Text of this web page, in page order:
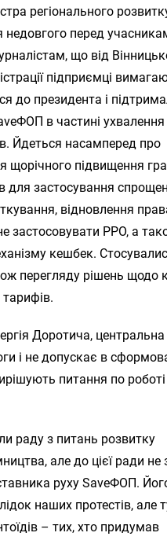
регіонального
перед
що від
підприємці
до президента і
в частині
Йдеться насамперед про
щорічного підвищення
для застосування
відновлення
застосовувати РРО, а
кешбек.
перегляду рішень щодо
Доротича,
і не допускає в
питання по роботі
раду з питань розвитку
але до цієї ради не
руху SaveФОП.
наших протестів, але
– тих, хто придумав